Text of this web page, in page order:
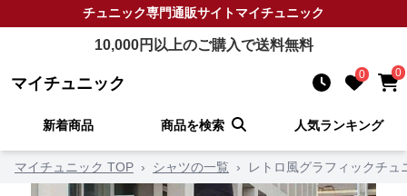
チュニック専門通販サイトマイチュニック
10,000円以上のご購入で送料無料
マイチュニック 0 0
新着商品 商品を検索 人気ランキング
マイチュニック TOP › シャツの一覧 › レトロ風グラフィックチュ